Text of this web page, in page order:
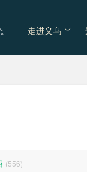
走进义乌
(556)